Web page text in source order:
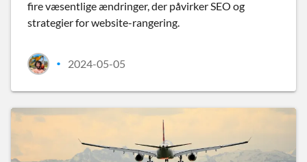
fire væsentlige ændringer, der påvirker SEO og
strategier for website-rangering.
• 2024-05-05